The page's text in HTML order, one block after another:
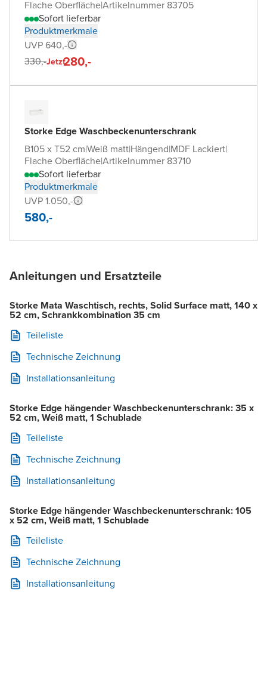
Flache Oberfläche|Artikelnummer 83705
Sofort lieferbar
Produktmerkmale
UVP 640,-
330,-Jetzt280,-
Storke Edge Waschbeckenunterschrank
B105 x T52 cm|Weiß matt|Hängend|MDF Lackiert|
Flache Oberfläche|Artikelnummer 83710
Sofort lieferbar
Produktmerkmale
UVP 1.050,-
580,-
Anleitungen und Ersatzteile
Storke Mata Waschtisch, rechts, Solid Surface matt, 140 x
52 cm, Schrankkombination 35 cm
Teileliste
Technische Zeichnung
Installationsanleitung
Storke Edge hängender Waschbeckenunterschrank: 35 x
52 cm, Weiß matt, 1 Schublade
Teileliste
Technische Zeichnung
Installationsanleitung
Storke Edge hängender Waschbeckenunterschrank: 105
x 52 cm, Weiß matt, 1 Schublade
Teileliste
Technische Zeichnung
Installationsanleitung